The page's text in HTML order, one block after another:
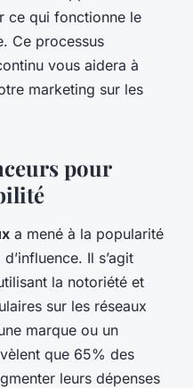
ce qui fonctionne le
Ce processus
vous aidera à
marketing sur les
pour
a mené à la popularité
Il s’agit
la notoriété et
sur les réseaux
marque ou un
que 65% des
leurs dépenses